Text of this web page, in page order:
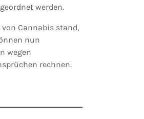
werden.
Cannabis stand,
nun
wegen
rechnen.